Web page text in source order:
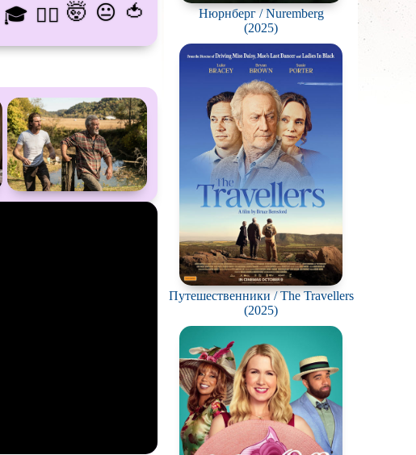
Про выживание
Про динозавров
Про маньяков исерийных
убийц
Про подростков
Про самолёты
Про танки
🎓 😵‍💫 🤯 😐 🍅
Нюрнберг / Nuremberg
(2025)
Путешественники / The Travellers
(2025)